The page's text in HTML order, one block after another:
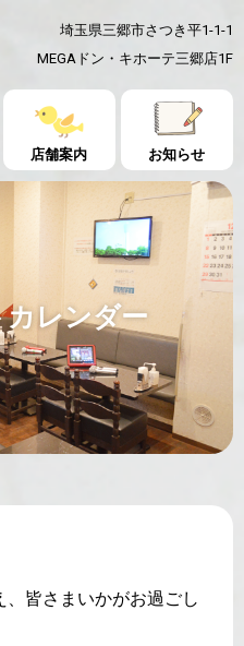
埼玉県三郷市さつき平1-1-1
MEGAドン・キホーテ三郷店1F
店舗案内 お知らせ
レンダー
皆さまいかがお過ごし